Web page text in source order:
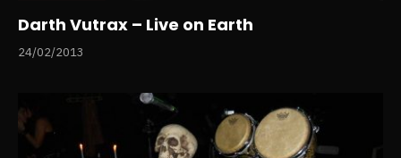
Darth Vutrax – Live on Earth
24/02/2013